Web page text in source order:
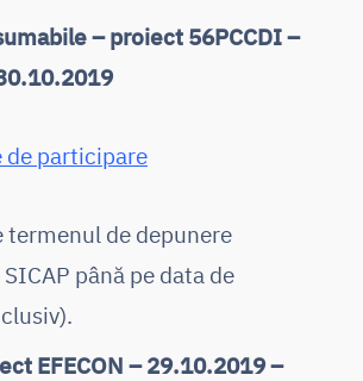
– proiect 56PCCDI –
participare
termenul de depunere
până pe data de
EFECON – 29.10.2019 –